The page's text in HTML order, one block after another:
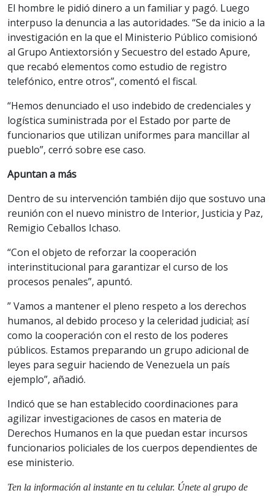
El hombre le pidió dinero a un familiar y pagó. Luego
interpuso la denuncia a las autoridades. “Se da inicio a la
investigación en la que el Ministerio Público comisionó
al Grupo Antiextorsión y Secuestro del estado Apure,
que recabó elementos como estudio de registro
telefónico, entre otros”, comentó el fiscal.
“Hemos denunciado el uso indebido de credenciales y
logística suministrada por el Estado por parte de
funcionarios que utilizan uniformes para mancillar al
pueblo”, cerró sobre ese caso.
Apuntan a más
Dentro de su intervención también dijo que sostuvo una
reunión con el nuevo ministro de Interior, Justicia y Paz,
Remigio Ceballos Ichaso.
“Con el objeto de reforzar la cooperación
interinstitucional para garantizar el curso de los
procesos penales”, apuntó.
” Vamos a mantener el pleno respeto a los derechos
humanos, al debido proceso y la celeridad judicial; así
como la cooperación con el resto de los poderes
públicos. Estamos preparando un grupo adicional de
leyes para seguir haciendo de Venezuela un país
ejemplo”, añadió.
Indicó que se han establecido coordinaciones para
agilizar investigaciones de casos en materia de
Derechos Humanos en la que puedan estar incursos
funcionarios policiales de los cuerpos dependientes de
ese ministerio.
Ten la información al instante en tu celular. Únete al grupo de